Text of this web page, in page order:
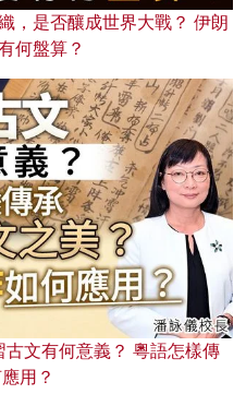
，是否釀成世界大戰？ 伊朗
何盤算？
文有何意義？ 粵語怎樣傳
用？